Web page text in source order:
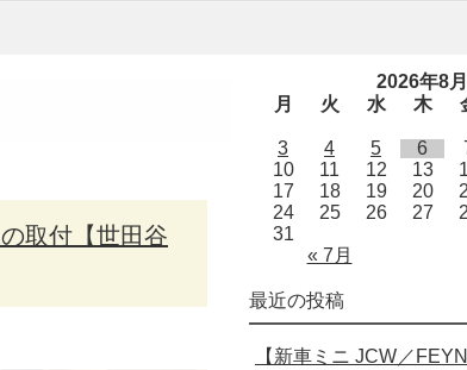
2026年8月
月
火 水 木
« 7月
3
4 5 6
10
11 12 13
17
18 19 20
24
25 26 27
31
最近の投稿
【新車ミニ JCW／